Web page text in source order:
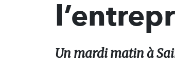
Un mardi matin à